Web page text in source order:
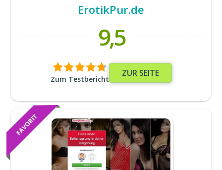
ErotikPur.de
9,5
Zum Testbericht
ZUR SEITE